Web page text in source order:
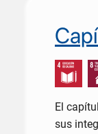
El
sus